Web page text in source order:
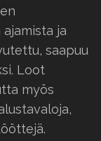
ja
saapuu
Loot
myös